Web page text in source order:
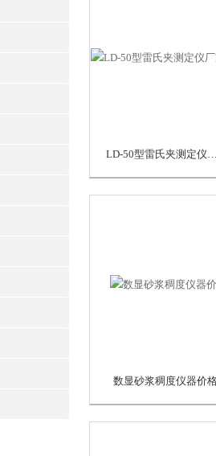
LD-50型雷氏夹测定
数显砂浆稠度仪器价